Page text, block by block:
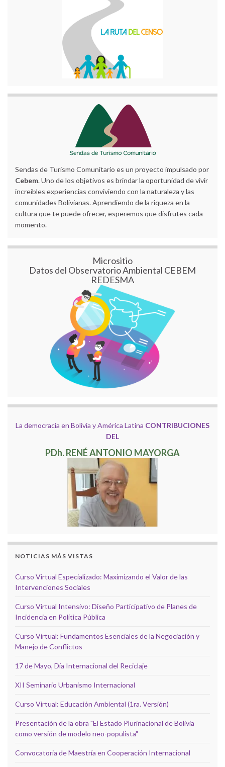
Sendas de Turismo Comunitario es un proyecto impulsado por
Cebem. Uno de los objetivos es brindar la oportunidad de vivir
increíbles experiencias conviviendo con la naturaleza y las
comunidades Bolivianas. Aprendiendo de la riqueza en la
cultura que te puede ofrecer, esperemos que disfrutes cada
momento.
Micrositio
Datos del Observatorio Ambiental CEBEM
REDESMA
La democracia en Bolivia y América Latina CONTRIBUCIONES
DEL
PDh. RENÉ ANTONIO MAYORGA
NOTICIAS MÁS VISTAS
Curso Virtual Especializado: Maximizando el Valor de las
Intervenciones Sociales
Curso Virtual Intensivo: Diseño Participativo de Planes de
Incidencia en Política Pública
Curso Virtual: Fundamentos Esenciales de la Negociación y
Manejo de Conflictos
17 de Mayo, Día Internacional del Reciclaje
XII Seminario Urbanismo Internacional
Curso Virtual: Educación Ambiental (1ra. Versión)
Presentación de la obra "El Estado Plurinacional de Bolivia
como versión de modelo neo-populista"
Convocatoria de Maestría en Cooperación Internacional